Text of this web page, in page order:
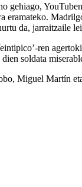
gehiago,
eramateko.
da, jarraitzaile
-ren
soldata
Miguel Martín